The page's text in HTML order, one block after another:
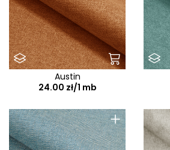
Austin
24.00 zł/1 mb
+